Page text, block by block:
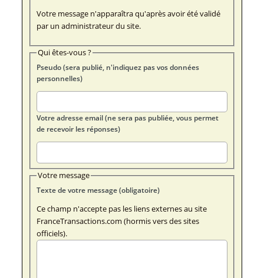
Votre message n'apparaîtra qu'après avoir été validé
par un administrateur du site.
Qui êtes-vous ?
Pseudo (sera publié, n'indiquez pas vos données
personnelles)
Votre adresse email (ne sera pas publiée, vous permet
de recevoir les réponses)
Votre message
Texte de votre message (obligatoire)
Ce champ n'accepte pas les liens externes au site
FranceTransactions.com (hormis vers des sites
officiels).